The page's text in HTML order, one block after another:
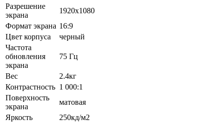
Разрешение
экрана
1920x1080
Формат экрана 16:9
Цвет корпуса
черный
Частота
обновления
экрана
75 Гц
Вес
2.4кг
Контрастность 1 000:1
Поверхность
экрана
матовая
Яркость
250кд/м2